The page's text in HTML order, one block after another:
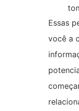
Essas
você a